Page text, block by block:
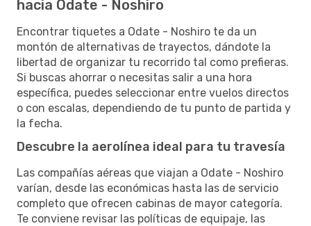
hacia Odate - Noshiro
Encontrar tiquetes a Odate - Noshiro te da un
montón de alternativas de trayectos, dándote la
libertad de organizar tu recorrido tal como prefieras.
Si buscas ahorrar o necesitas salir a una hora
específica, puedes seleccionar entre vuelos directos
o con escalas, dependiendo de tu punto de partida y
la fecha.
Descubre la aerolínea ideal para tu travesía
Las compañías aéreas que viajan a Odate - Noshiro
varían, desde las económicas hasta las de servicio
completo que ofrecen cabinas de mayor categoría.
Te conviene revisar las políticas de equipaje, las